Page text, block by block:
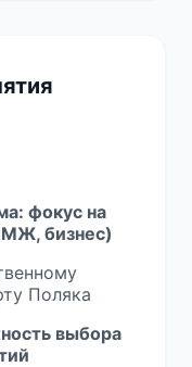
фокус на
бизнес)
Поляка
выбора